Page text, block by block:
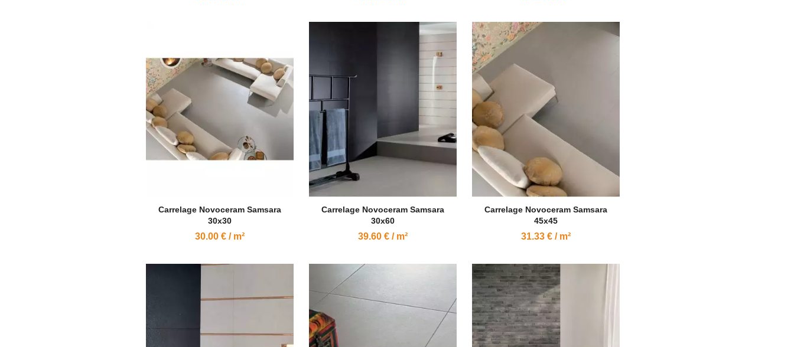
Carrelage Novoceram Samsara
30x30
30.00 € / m²
Carrelage Novoceram Samsara
30x60
39.60 € / m²
Carrelage Novoceram Samsara
45x45
31.33 € / m²